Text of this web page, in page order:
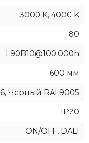
3000 K, 4000 K
80
L90B10@100.000h
600 мм
Черный RAL9005
IP20
ON/OFF, DALI